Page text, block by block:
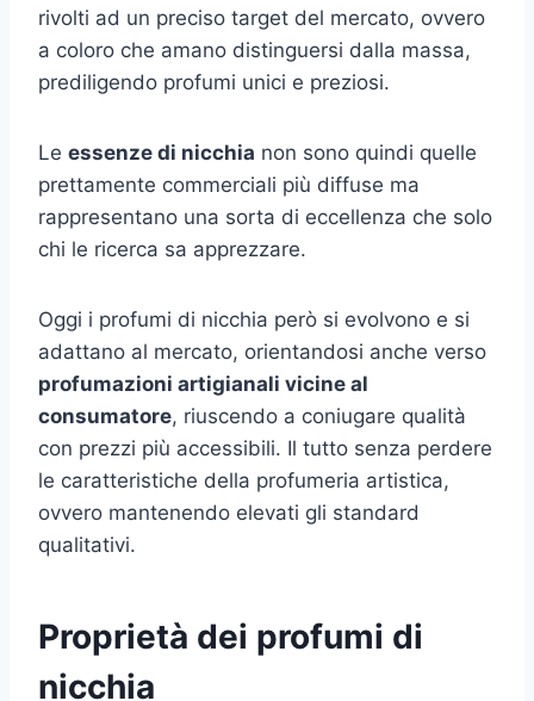
rivolti ad un preciso target del mercato, ovvero
a coloro che amano distinguersi dalla massa,
prediligendo profumi unici e preziosi.
Le essenze di nicchia non sono quindi quelle
prettamente commerciali più diffuse ma
rappresentano una sorta di eccellenza che solo
chi le ricerca sa apprezzare.
Oggi i profumi di nicchia però si evolvono e si
adattano al mercato, orientandosi anche verso
profumazioni artigianali vicine al
consumatore, riuscendo a coniugare qualità
con prezzi più accessibili. Il tutto senza perdere
le caratteristiche della profumeria artistica,
ovvero mantenendo elevati gli standard
qualitativi.
Proprietà dei profumi di
nicchia